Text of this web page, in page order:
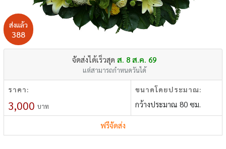
ส่งแล้ว
388
จัดส่งได้เร็วสุด ส. 8 ส.ค. 69
แต่สามารถกำหนดวันได้
ราคา:
3,000 บาท
ขนาดโดยประมาณ:
กว้างประมาณ 80 ซม.
ฟรีจัดส่ง